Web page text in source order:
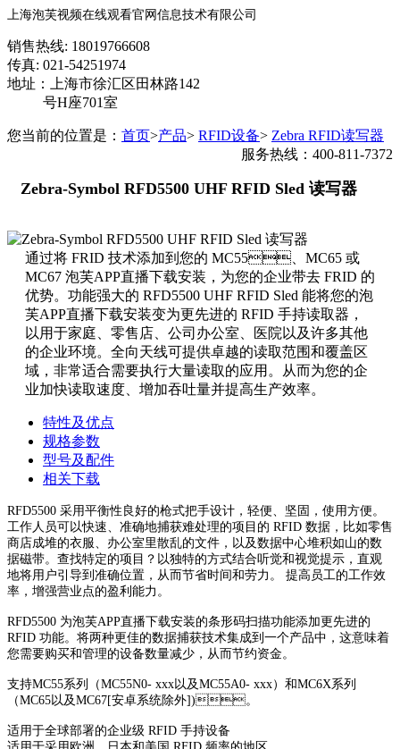
上海泡芙视频在线观看官网信息技术有限公司
销售热线: 18019766608
传真: 021-54251974
地址：上海市徐汇区田林路142
号H座701室
您当前的位置是： 首页>产品> RFID设备> Zebra RFID读写器
服务热线：400-811-7372
Zebra-Symbol RFD5500 UHF RFID Sled 读写器
通过将 FRID 技术添加到您的 MC55、MC65 或
MC67 泡芙APP直播下载安装，为您的企业带去 FRID 的
优势。功能强大的 RFD5500 UHF RFID Sled 能将您的泡
芙APP直播下载安装变为更先进的 RFID 手持读取器，
以用于家庭、零售店、公司办公室、医院以及许多其他
的企业环境。全向天线可提供卓越的读取范围和覆盖区
域，非常适合需要执行大量读取的应用。从而为您的企
业加快读取速度、增加吞吐量并提高生产效率。
特性及优点
规格参数
型号及配件
相关下载
RFD5500 采用平衡性良好的枪式把手设计，轻便、坚固，使用方便。
工作人员可以快速、准确地捕获难处理的项目的 RFID 数据，比如零售
商店成堆的衣服、办公室里散乱的文件，以及数据中心堆积如山的数
据磁带。查找特定的项目？以独特的方式结合听觉和视觉提示，直观
地将用户引导到准确位置，从而节省时间和劳力。 提高员工的工作效
率，增强营业点的盈利能力。
RFD5500 为泡芙APP直播下载安装的条形码扫描功能添加更先进的
RFID 功能。将两种更佳的数据捕获技术集成到一个产品中，这意味着
您需要购买和管理的设备数量减少，从而节约资金。
支持MC55系列（MC55N0- xxx以及MC55A0- xxx）和MC6X系列
（MC65以及MC67[安卓系统除外])。
适用于全球部署的企业级 RFID 手持设备